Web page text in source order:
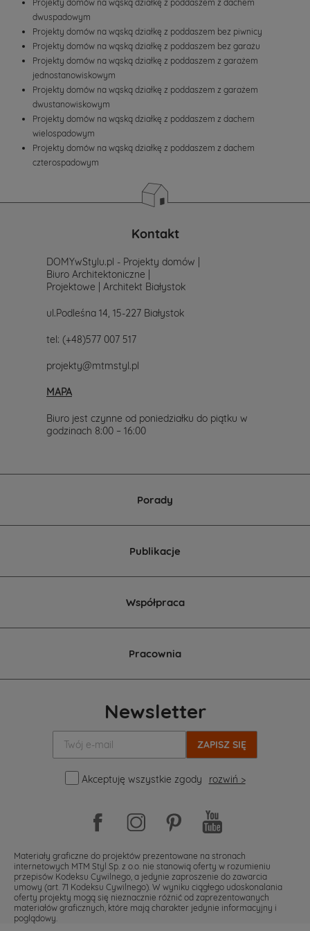
prostu
skontaktuj
nami.
Mailowo
projekty@mtmstyl.pl
telefonicznie
577-
517.
wesprzemy
wyborze
Projekty domów na wąską działkę z poddaszem z dachem
dwuspadowym
Projekty domów na wąską działkę z poddaszem bez piwnicy
Projekty domów na wąską działkę z poddaszem bez garażu
Projekty domów na wąską działkę z poddaszem z garażem
jednostanowiskowym
Projekty domów na wąską działkę z poddaszem z garażem
dwustanowiskowym
Projekty domów na wąską działkę z poddaszem z dachem
wielospadowym
Projekty domów na wąską działkę z poddaszem z dachem
czterospadowym
Kontakt
DOMYwStylu.pl - Projekty domów |
Biuro Architektoniczne |
Projektowe | Architekt Białystok
ul.Podleśna 14, 15-227 Białystok
tel: (+48)577 007 517
projekty@mtmstyl.pl
MAPA
Biuro jest czynne od poniedziałku do piątku w
godzinach 8:00 – 16:00
Porady
Publikacje
Współpraca
Pracownia
Newsletter
mail:
Akceptuję wszystkie zgody
rozwiń >
Materiały graficzne do projektów prezentowane na stronach
internetowych MTM Styl Sp. z o.o. nie stanowią oferty w rozumieniu
przepisów Kodeksu Cywilnego, a jedynie zaproszenie do zawarcia
umowy (art. 71 Kodeksu Cywilnego). W wyniku ciągłego udoskonalania
oferty projekty mogą się nieznacznie różnić od zaprezentowanych
materiałów graficznych, które mają charakter jedynie informacyjny i
poglądowy.